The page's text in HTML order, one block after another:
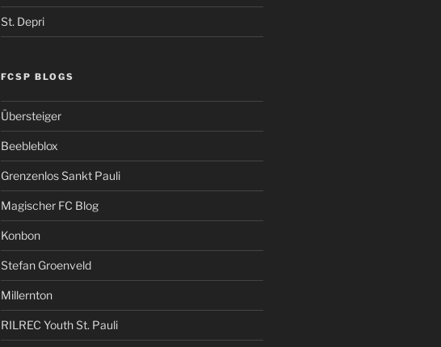
St. Depri
FCSP BLOGS
Übersteiger
Beebleblox
Grenzenlos Sankt Pauli
Magischer FC Blog
Konbon
Stefan Groenveld
Millernton
RILREC Youth St. Pauli